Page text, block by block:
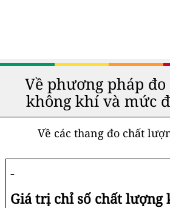
Về phương pháp
không khí và mức
Về các thang đo chất
-
Giá trị chỉ số chất lượng